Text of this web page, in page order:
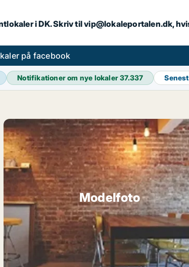
i DK. Skriv til vip@lokaleportalen.dk,
på facebook
Notifikationer om nye lokaler37.337
Modelfoto